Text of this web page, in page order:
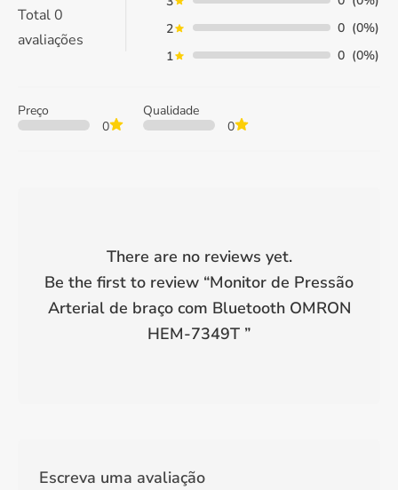
Total0
avaliações
2
0 (0%)
1
0 (0%)
Preço
0
Qualidade
0
There are no reviews yet.
Be the first to review “Monitor de Pressão
Arterial de braço com Bluetooth OMRON
HEM-7349T ”
Escreva uma avaliação